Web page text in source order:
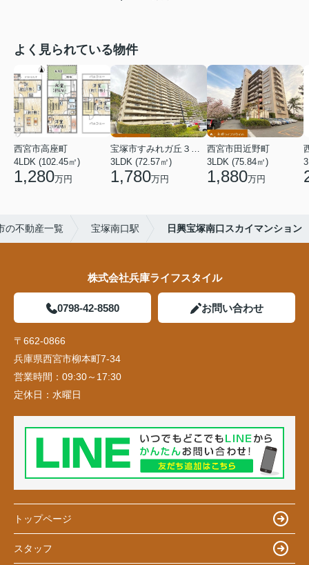
よく見られている物件
西宮市高座町
4LDK (102.45㎡)
1,280万円
宝塚市すみれガ丘３丁目
3LDK (72.57㎡)
1,780万円
西宮市田近野町
3LDK (75.84㎡)
1,880万円
の不動産一覧 宝塚南口駅 日興宝塚南口スカイマンション
株式会社兵庫ライフスタイル
0798-42-8580 お問い合わせ
〒662-0866
兵庫県西宮市柳本町7-34
営業時間： 09:30～17:30
定休日： 水曜日
トップページ
スタッフ